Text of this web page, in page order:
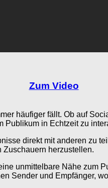
Zum Video
häufiger fällt. Ob auf
in Echtzeit zu
direkt mit anderen zu
Zuschauern herzustellen.
unmittelbare Nähe zum
Sender und Empfänger,